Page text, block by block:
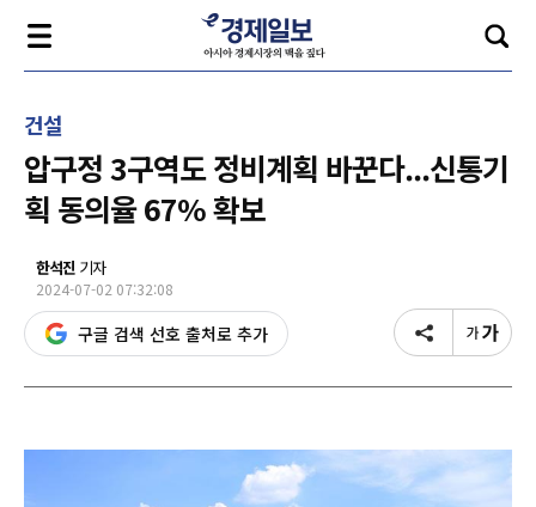
건설
압구정 3구역도 정비계획 바꾼다...신통기
획 동의율 67% 확보
한석진 기자
2024-07-02 07:32:08
구글 검색 선호 출처로 추가